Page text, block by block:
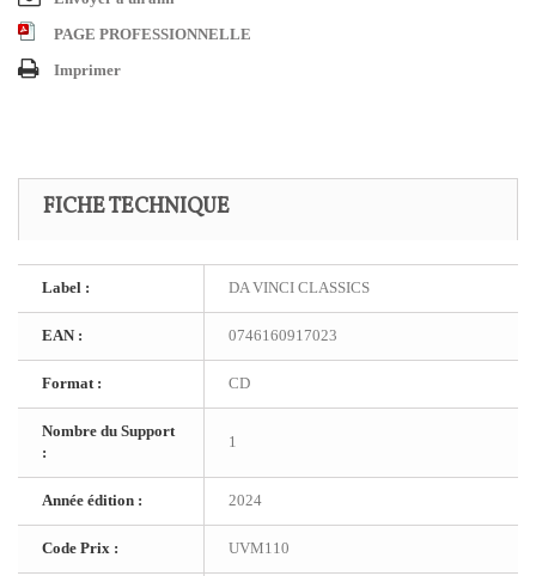
PAGE PROFESSIONNELLE
Imprimer
FICHE TECHNIQUE
Label : DA VINCI CLASSICS
EAN : 0746160917023
Format : CD
Nombre du Support
:
1
Année édition : 2024
Code Prix : UVM110